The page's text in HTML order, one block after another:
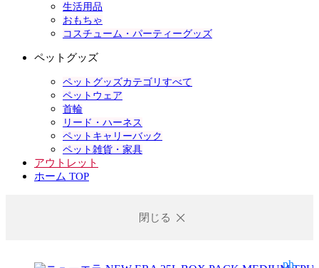
生活用品
おもちゃ
コスチューム・パーティーグッズ
ペットグッズ
ペットグッズカテゴリすべて
ペットウェア
首輪
リード・ハーネス
ペットキャリーバック
ペット雑貨・家具
アウトレット
ホーム TOP
閉じる